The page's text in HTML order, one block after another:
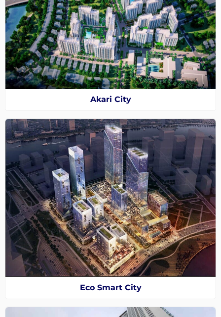
Akari City
Eco Smart City